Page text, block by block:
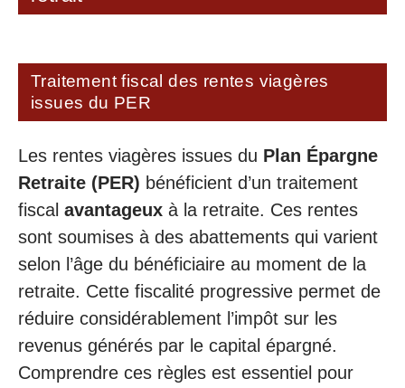
Traitement fiscal des rentes viagères
issues du PER
Les rentes viagères issues du Plan Épargne
Retraite (PER) bénéficient d’un traitement
fiscal avantageux à la retraite. Ces rentes
sont soumises à des abattements qui varient
selon l’âge du bénéficiaire au moment de la
retraite. Cette fiscalité progressive permet de
réduire considérablement l’impôt sur les
revenus générés par le capital épargné.
Comprendre ces règles est essentiel pour